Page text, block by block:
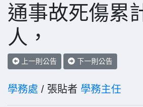
通事故死傷累
人，
上一則公告 下一則公告
學務處 / 張貼者 學務主任